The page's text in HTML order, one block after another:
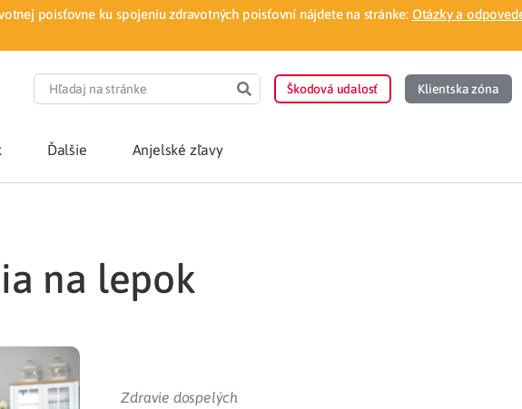
poisťovne ku spojeniu zdravotných poisťovní nájdete na stránke: Otázky a
Škodová udalosť Klientska zóna
poisťovne
v pohodlí domova
Ďalšie Anjelské zľavy
na lepok
Zdravie dospelých